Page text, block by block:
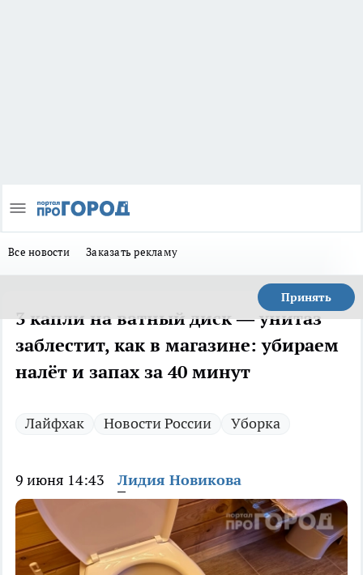
Все новости Заказать рекламу
Принять
3 капли на ватный диск — унитаз
заблестит, как в магазине: убираем
налёт и запах за 40 минут
Лайфхак Новости России Уборка
9 июня 14:43 Лидия Новикова